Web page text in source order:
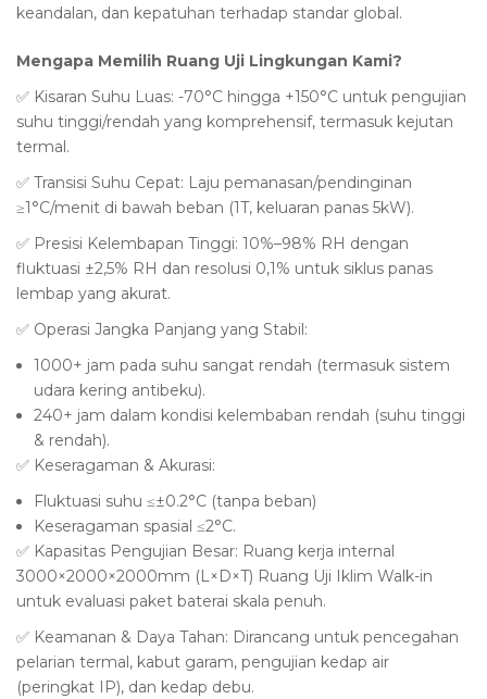
keandalan, dan kepatuhan terhadap standar global.
Mengapa Memilih Ruang Uji Lingkungan Kami?
✅ Kisaran Suhu Luas: -70°C hingga +150°C untuk pengujian
suhu tinggi/rendah yang komprehensif, termasuk kejutan
termal.
✅ Transisi Suhu Cepat: Laju pemanasan/pendinginan
≥1°C/menit di bawah beban (1T, keluaran panas 5kW).
✅ Presisi Kelembapan Tinggi: 10%–98% RH dengan
fluktuasi ±2,5% RH dan resolusi 0,1% untuk siklus panas
lembap yang akurat.
✅ Operasi Jangka Panjang yang Stabil:
1000+ jam pada suhu sangat rendah (termasuk sistem
udara kering antibeku).
240+ jam dalam kondisi kelembaban rendah (suhu tinggi
& rendah).
✅ Keseragaman & Akurasi:
Fluktuasi suhu ≤±0.2°C (tanpa beban)
Keseragaman spasial ≤2°C.
✅ Kapasitas Pengujian Besar: Ruang kerja internal
3000×2000×2000mm (L×D×T) Ruang Uji Iklim Walk-in
untuk evaluasi paket baterai skala penuh.
✅ Keamanan & Daya Tahan: Dirancang untuk pencegahan
pelarian termal, kabut garam, pengujian kedap air
(peringkat IP), dan kedap debu.